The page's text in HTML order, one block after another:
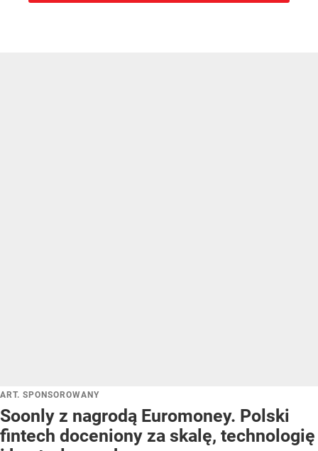
ART. SPONSOROWANY
Soonly z nagrodą Euromoney. Polski
fintech doceniony za skalę, technologię